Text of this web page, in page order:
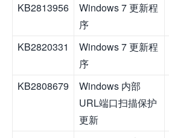
KB2813956
Windows 7 更新程
序
KB2820331
Windows 7 更新程
序
KB2808679
Windows 内部
URL端口扫描保护
更新